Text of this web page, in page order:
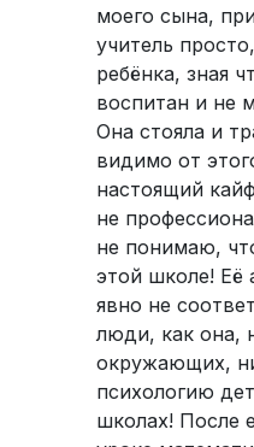
моего сына,
учитель
ребёнка, зная
воспитан и не
Она стояла и
видимо от
настоящий
не
не понимаю,
этой школе! Её
явно не
люди, как она,
окружающих,
психологию
школах! После